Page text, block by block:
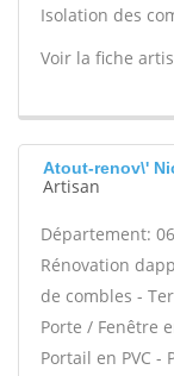
Isolation des
Voir la fiche
Atout-renov\'
Artisan
Département: 06
Rénovation
de combles -
Porte / Fenêtre
Portail en PVC